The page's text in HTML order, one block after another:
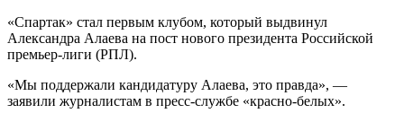
«Спартак» стал первым клубом, который выдвинул
Александра Алаева на пост нового президента Российской
премьер-лиги (РПЛ).
«Мы поддержали кандидатуру Алаева, это правда», —
заявили журналистам в пресс-службе «красно-белых».